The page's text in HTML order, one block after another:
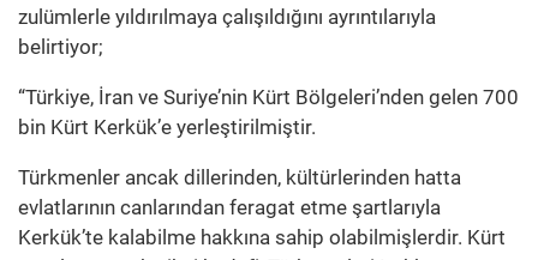
zulümlerle yıldırılmaya çalışıldığını ayrıntılarıyla
belirtiyor;
“Türkiye, İran ve Suriye’nin Kürt Bölgeleri’nden gelen 700
bin Kürt Kerkük’e yerleştirilmiştir.
Türkmenler ancak dillerinden, kültürlerinden hatta
evlatlarının canlarından feragat etme şartlarıyla
Kerkük’te kalabilme hakkına sahip olabilmişlerdir. Kürt